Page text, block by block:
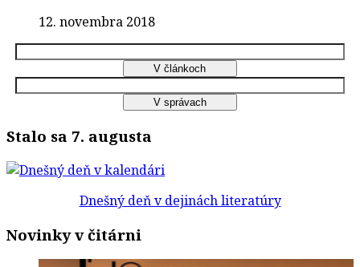
12. novembra 2018
Stalo sa 7. augusta
Dnešný deň v dejinách literatúry
Novinky v čitárni